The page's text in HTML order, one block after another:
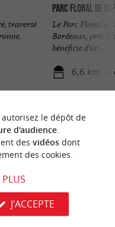
traversé
Parc floral de
Le Parc Floral se
Bordeaux, près
bénéficie d’un ...
6,6 km -
POUR VOUS
le dépôt de
d'audience.
des vidéosdont
des cookies.
PLUS
J'ACCEPTE